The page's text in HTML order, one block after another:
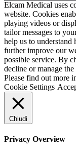
Elcam Medical uses
website. Cookies
playing videos or
tailor messages to
help us to understand
further improve our
possible service. By
decline or manage
Please find out more
Cookie Settings
Chiudi
Privacy Overview